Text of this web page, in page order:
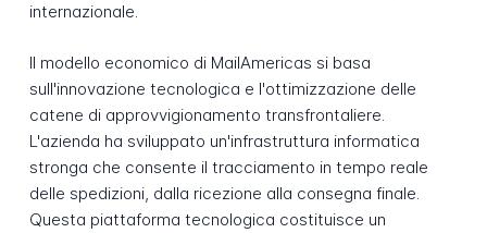
internazionale.
Il modello economico di MailAmericas si basa
sull'innovazione tecnologica e l'ottimizzazione delle
catene di approvvigionamento transfrontaliere.
L'azienda ha sviluppato un'infrastruttura informatica
stronga che consente il tracciamento in tempo reale
delle spedizioni, dalla ricezione alla consegna finale.
Questa piattaforma tecnologica costituisce un